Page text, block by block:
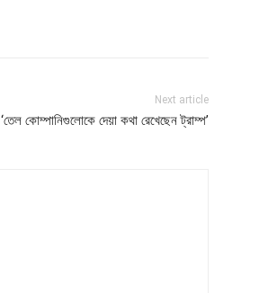
Next article
‘তেল কোম্পানিগুলোকে দেয়া কথা রেখেছেন ট্রাম্প’